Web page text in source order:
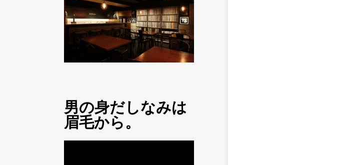
男の身だしなみは
眉毛から。